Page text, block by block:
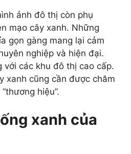
ảnh đô thị còn phụ
mạo cây xanh. Những
gọn gàng mang lại cảm
nghiệp và hiện đại.
với các khu đô thị cao cấp.
xanh cũng cần được chăm
hiệu”.
xanh của